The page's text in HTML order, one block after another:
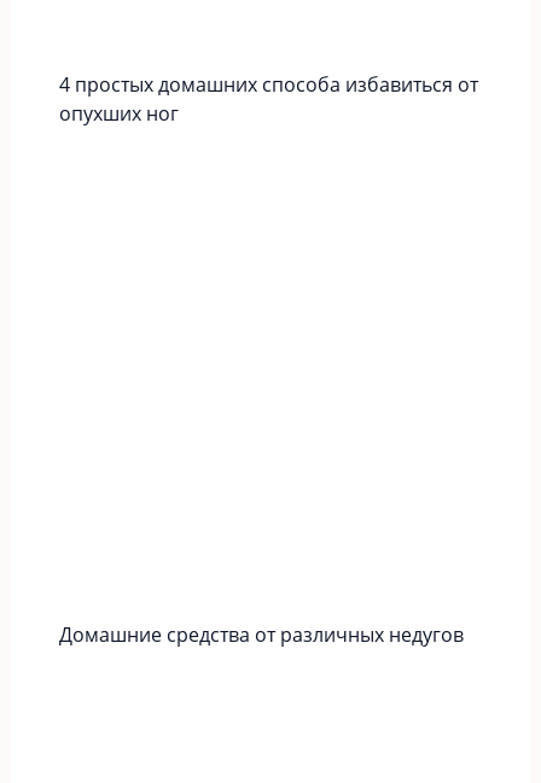
4 простых домашних способа избавиться от
опухших ног
Домашние средства от различных недугов